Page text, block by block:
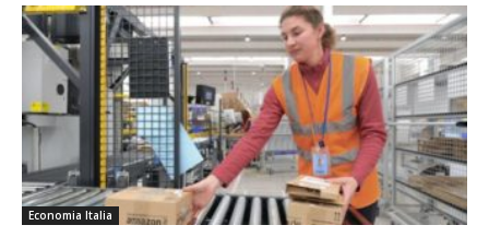
Economia Italia